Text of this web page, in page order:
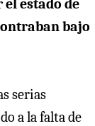
el estado de
bajo
serias
a la falta de